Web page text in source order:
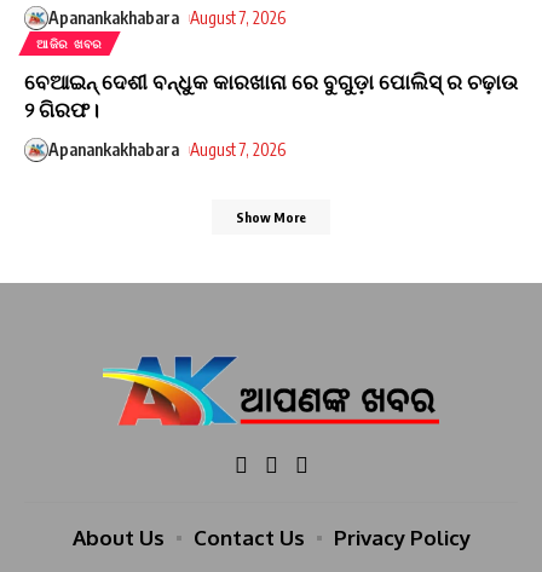
Apanankakhabara August 7, 2026
ଆଜିର ଖବର
ବେଆଇନ୍ ଦେଶୀ ବନ୍ଧୁକ କାରଖାନା ରେ ବୁଗୁଡ଼ା ପୋଲିସ୍ ର ଚଢ଼ାଉ
୨ ଗିରଫ।
Apanankakhabara August 7, 2026
Show More
About Us Contact Us Privacy Policy